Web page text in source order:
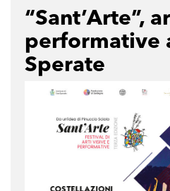
“Sant’Arte”,
performative
Sperate